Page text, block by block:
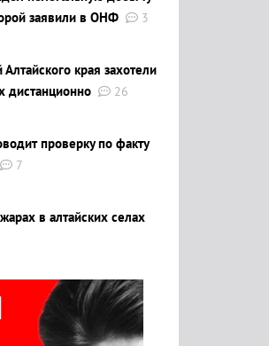
заявили в ОНФ
3
края захотели
дистанционно
26
проверку по факту
7
в алтайских селах